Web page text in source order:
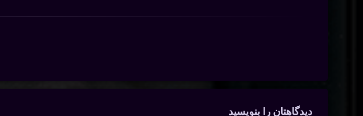
دیدگاه‌ها
دیدگاهتان را بنویسید